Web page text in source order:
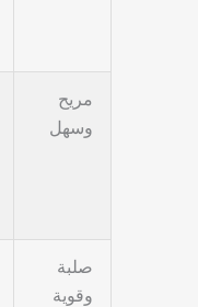
مريح
وسهل
صلبة
وقوية